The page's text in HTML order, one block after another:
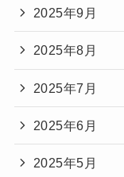
2025年9月
2025年8月
2025年7月
2025年6月
2025年5月